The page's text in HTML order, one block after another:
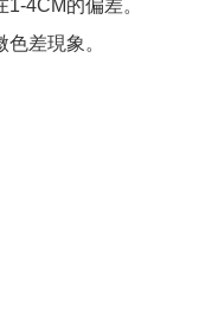
4CM的偏差。
差現象。